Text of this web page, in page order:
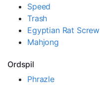
Speed
Trash
Egyptian Rat Screw
Mahjong
Ordspil
Phrazle